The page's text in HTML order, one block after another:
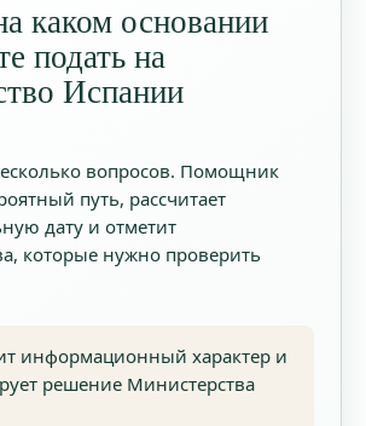
каком основании
подать на
Испании
вопросов. Помощник
путь, рассчитает
дату и отметит
которые нужно проверить
информационный характер и
решение Министерства